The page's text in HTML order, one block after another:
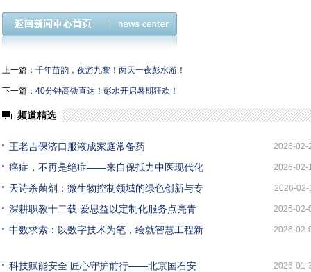
上一篇： 千年苗韵，夜游九黎！两天一夜彭水游！
下一篇： 40分钟高铁直达！彭水开启暑期狂欢！
频道精选
王老吉保济口服液成家庭常备药 2026-02-
癌症，不再是绝症——来自保抵力中医现代化 2026-02-
天诗杀菌剂：微生物控制领域的绿色创新与专 2026-02-
深耕职教十二载 爱思益以定制化服务点亮青 2026-02-
中数求索：以数字技术为笔，绘就智慧工程新 2026-02-
科技赋能安全 匠心守护前行——北京国石安 2026-01-